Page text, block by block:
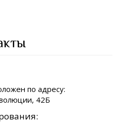
по адресу:
42Б